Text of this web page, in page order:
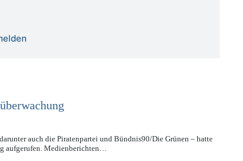
auch die Piratenpartei und Bündnis90/Die Grünen – hatte
aufgerufen. Medienberichten…